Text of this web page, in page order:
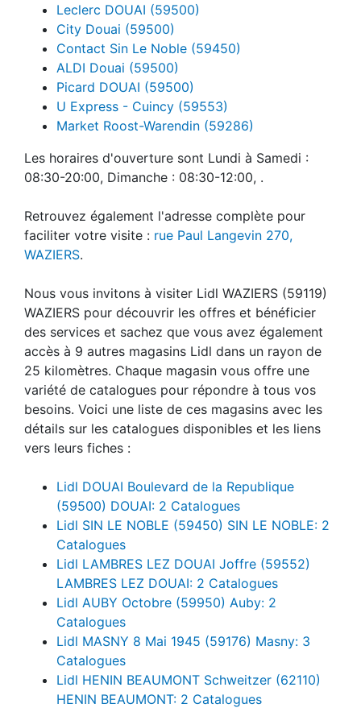
Leclerc DOUAI (59500)
City Douai (59500)
Contact Sin Le Noble (59450)
ALDI Douai (59500)
Picard DOUAI (59500)
U Express - Cuincy (59553)
Market Roost-Warendin (59286)
Les horaires d'ouverture sont Lundi à Samedi :
08:30-20:00, Dimanche : 08:30-12:00, .
Retrouvez également l'adresse complète pour
faciliter votre visite : rue Paul Langevin 270,
WAZIERS.
Nous vous invitons à visiter Lidl WAZIERS (59119)
WAZIERS pour découvrir les offres et bénéficier
des services et sachez que vous avez également
accès à 9 autres magasins Lidl dans un rayon de
25 kilomètres. Chaque magasin vous offre une
variété de catalogues pour répondre à tous vos
besoins. Voici une liste de ces magasins avec les
détails sur les catalogues disponibles et les liens
vers leurs fiches :
Lidl DOUAI Boulevard de la Republique
(59500) DOUAI: 2 Catalogues
Lidl SIN LE NOBLE (59450) SIN LE NOBLE: 2
Catalogues
Lidl LAMBRES LEZ DOUAI Joffre (59552)
LAMBRES LEZ DOUAI: 2 Catalogues
Lidl AUBY Octobre (59950) Auby: 2
Catalogues
Lidl MASNY 8 Mai 1945 (59176) Masny: 3
Catalogues
Lidl HENIN BEAUMONT Schweitzer (62110)
HENIN BEAUMONT: 2 Catalogues